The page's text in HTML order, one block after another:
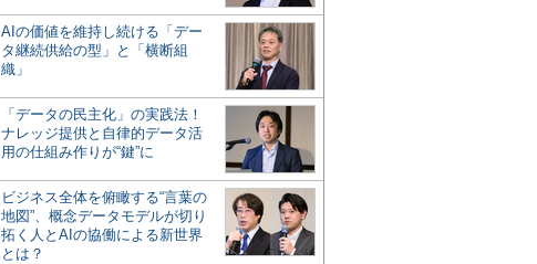
AIの価値を維持し続ける「デー
タ継続供給の型」と「横断組
織」
「データの民主化」の実践法！
ナレッジ提供と自律的データ活
用の仕組み作りが“鍵”に
ビジネス全体を俯瞰する“言葉の
地図”、概念データモデルが切り
拓く人とAIの協働による新世界
とは？